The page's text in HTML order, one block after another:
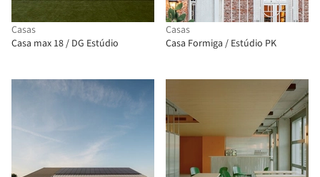
Casas
Casa max 18 / DG Estúdio
Casas
Casa Formiga / Estúdio PK